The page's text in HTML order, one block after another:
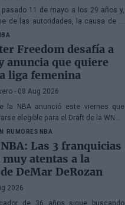
11 de mayo a los 29 años y,
de las autoridades, la causa de la
efectos de la heroína y la cocaína
Freedom desafía a
anuncia que quiere
liga femenina
- 08 Aug 2026
la NBA anunció este viernes que
elegible para el Draft de la WNBA
RUMORES NBA
Las 3 franquicias
muy atentas a la
DeMar DeRozan
2026
de 36 años sigue buscando